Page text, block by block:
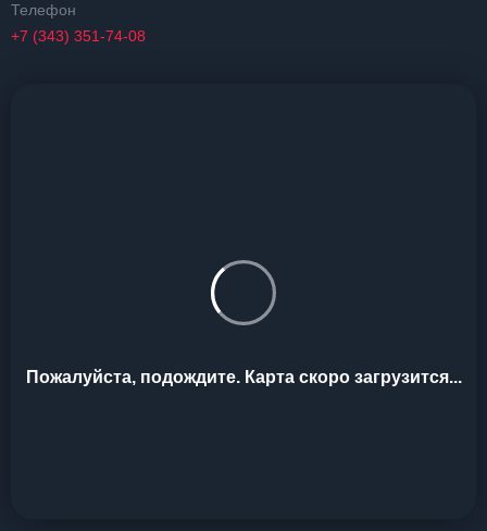
Телефон
+7 (343) 351-74-08
Пожалуйста, подождите. Карта скоро загрузится...